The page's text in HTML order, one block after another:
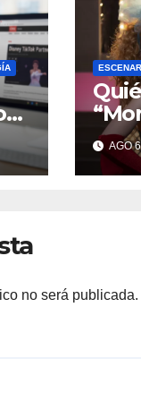
y AGO
no será publicada.